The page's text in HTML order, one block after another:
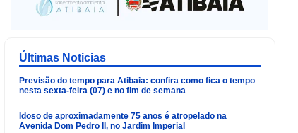
Últimas Noticias
Previsão do tempo para Atibaia: confira como fica o tempo
nesta sexta-feira (07) e no fim de semana
Idoso de aproximadamente 75 anos é atropelado na
Avenida Dom Pedro II, no Jardim Imperial